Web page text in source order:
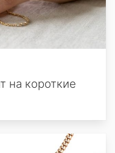
на короткие